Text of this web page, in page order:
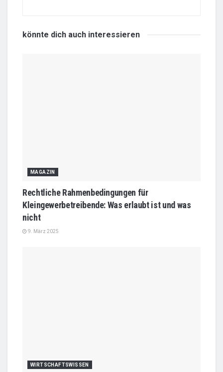
könnte dich auch interessieren
MAGAZIN
Rechtliche Rahmenbedingungen für
Kleingewerbetreibende: Was erlaubt ist und was
nicht
9. März 2025
WIRTSCHAFTSWISSEN